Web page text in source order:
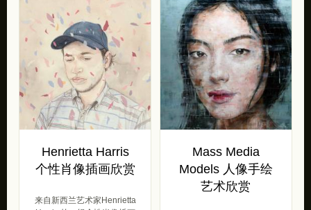
Henrietta Harris
个性肖像插画欣赏
来自新西兰艺术家Henrietta
Mass Media
Models 人像手绘
艺术欣赏